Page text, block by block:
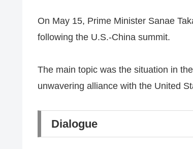
On May 15, Prime Minister Sanae
following the U.S.-China summit.
The main topic was the situation in
unwavering alliance with the United
Dialogue